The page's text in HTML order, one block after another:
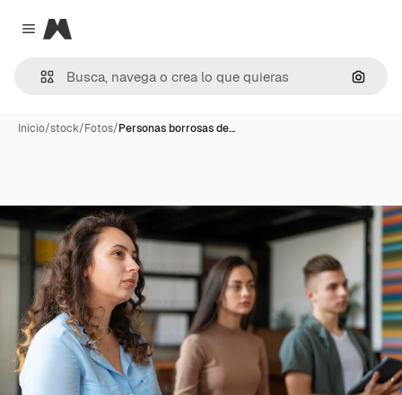
Close menu
Magnific
Inicio/stock/Fotos/Personas borrosas de…